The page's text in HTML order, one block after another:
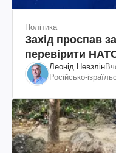
Політика
Захід проспав
перевірити
Леонід Невзлін
Російсько-